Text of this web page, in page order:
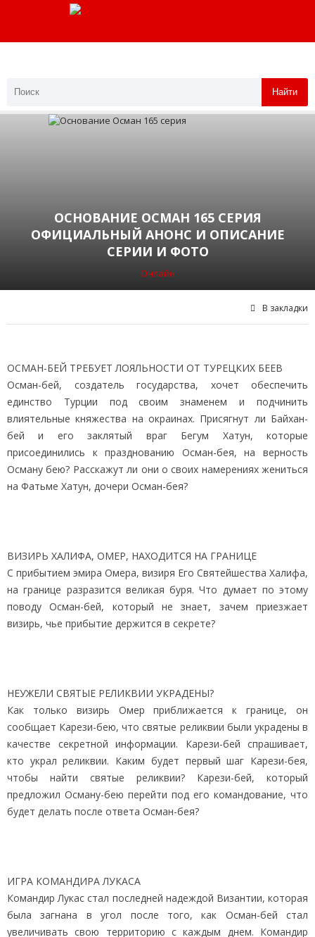
Найти
ОСНОВАНИЕ ОСМАН 165 СЕРИЯ
ОФИЦИАЛЬНЫЙ АНОНС И ОПИСАНИЕ
СЕРИИ И ФОТО
Онлайн
В закладки
ОСМАН-БЕЙ ТРЕБУЕТ ЛОЯЛЬНОСТИ ОТ ТУРЕЦКИХ БЕЕВ
Осман-бей, создатель государства, хочет обеспечить
единство Турции под своим знаменем и подчинить
влиятельные княжества на окраинах. Присягнут ли Байхан-
бей и его заклятый враг Бегум Хатун, которые
присоединились к празднованию Осман-бея, на верность
Осману бею? Расскажут ли они о своих намерениях жениться
на Фатьме Хатун, дочери Осман-бея?
ВИЗИРЬ ХАЛИФА, ОМЕР, НАХОДИТСЯ НА ГРАНИЦЕ
С прибытием эмира Омера, визиря Его Святейшества Халифа,
на границе разразится великая буря. Что думает по этому
поводу Осман-бей, который не знает, зачем приезжает
визирь, чье прибытие держится в секрете?
НЕУЖЕЛИ СВЯТЫЕ РЕЛИКВИИ УКРАДЕНЫ?
Как только визирь Омер приближается к границе, он
сообщает Карези-бею, что святые реликвии были украдены в
качестве секретной информации. Карези-бей спрашивает,
кто украл реликвии. Каким будет первый шаг Карези-бея,
чтобы найти святые реликвии? Карези-бей, который
предложил Осману-бею перейти под его командование, что
будет делать после ответа Осман-бея?
ИГРА КОМАНДИРА ЛУКАСА
Командир Лукас стал последней надеждой Византии, которая
была загнана в угол после того, как Осман-бей стал
увеличивать свою территорию с каждым днем. Командир